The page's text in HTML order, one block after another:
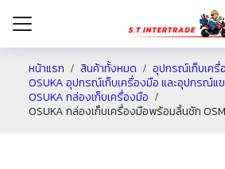
หน้าแรก สินค้าทั้งหมด
อุปกรณ์เก็บเครื่
OSUKA อุปกรณ์เก็บเครื่องมือ และอุปกรณ์แ
OSUKA กล่องเก็บเครื่องมือ
OSUKA กล่องเก็บเครื่องมือพร้อมลิ้นชัก